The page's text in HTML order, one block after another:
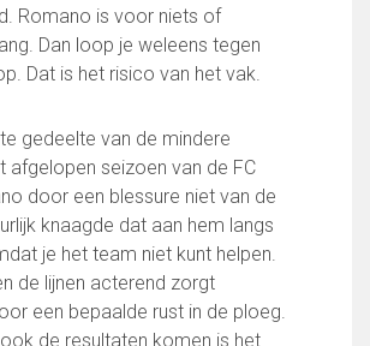
Romano is voor niets of
Dan loop je weleens tegen
Dat is het risico van het vak.
gedeelte van de mindere
afgelopen seizoen van de FC
door een blessure niet van de
knaagde dat aan hem langs
je het team niet kunt helpen.
de lijnen acterend zorgt
een bepaalde rust in de ploeg.
de resultaten komen is het